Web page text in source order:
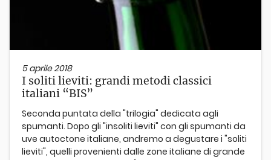
5 aprile 2018
I soliti lieviti: grandi metodi classici
italiani “BIS”
Seconda puntata della "trilogia" dedicata agli
spumanti. Dopo gli "insoliti lieviti" con gli spumanti da
uve autoctone italiane, andremo a degustare i "soliti
lieviti", quelli provenienti dalle zone italiane di grande